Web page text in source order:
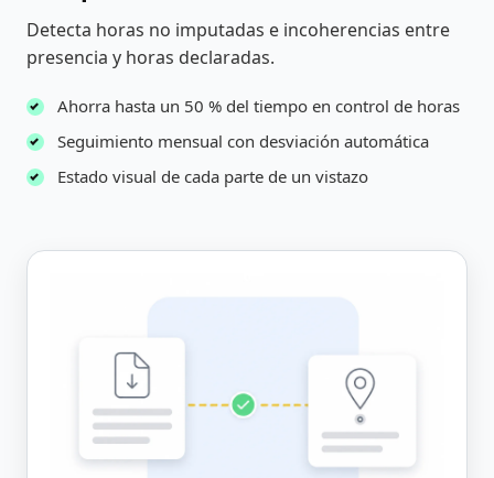
Detecta horas no imputadas e incoherencias entre
presencia y horas declaradas.
Ahorra hasta un 50 % del tiempo en control de horas
Seguimiento mensual con desviación automática
Estado visual de cada parte de un vistazo